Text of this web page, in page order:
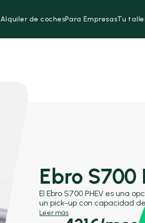
Alquiler de cochesPara EmpresasTu
Ebro S700
El Ebro S700 PHEV es una
un pick-up con capacidad
propulsión híbrida
Leer más